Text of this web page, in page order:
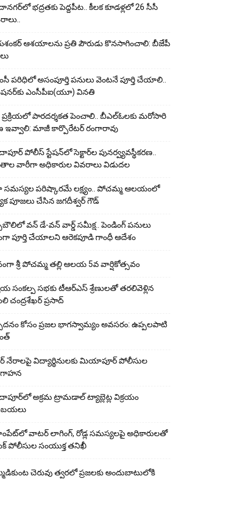
భద్రతకు పెద్దపీట.. కీలక కూడళ్లలో 26 సీసీ
ఆశయాలను ప్రతి పౌరుడు కొనసాగించాలి: బీజేపీ
పరిధిలో అసంపూర్తి పనులు వెంటనే పూర్తి చేయాలి..
ఎంసీపీఐ(యూ) వినతి
ప్రక్రియలో పారదర్శకత పెంచాలి.. బీఎల్ఓలకు మరోసారి
ఇవ్వాలి: మాజీ కార్పొరేటర్ రంగారావు
పోలీస్‌ స్టేషన్‌లో సెక్టార్‌ల పునర్వ్యవస్థీకరణ..
వారీగా అధికారుల వివరాలు విడుదల
సమస్యల పరిష్కారమే లక్ష్యం.. పోచమ్మ ఆలయంలో
పూజలు చేసిన జగదీశ్వర్ గౌడ్
వన్ డే-వన్ వార్డ్ సమీక్ష.. పెండింగ్ పనులు
పూర్తి చేయాలని ఆరెకపూడి గాంధీ ఆదేశం
శ్రీ పోచమ్మ త‌ల్లి ఆలయ 5వ వార్షికోత్సవం
సంక‌ల్ప స‌భ‌కు టీఆర్ఎస్ శ్రేణుల‌తో త‌ర‌లివెళ్లిన
చంద్ర‌శేఖ‌ర్ ప్ర‌సాద్
కోసం ప్రజల భాగస్వామ్యం అవసరం: ఉప్పలపాటి
నేరాలపై విద్యార్థినులకు మియాపూర్ పోలీసుల
అక్రమ ట్రామడాల్ ట్యాబ్లెట్ల విక్రయం
వాటర్ లాగింగ్, రోడ్ల సమస్యలపై అధికారులతో
పోలీసుల సంయుక్త తనిఖీ
చెరువు త్వరలో ప్రజలకు అందుబాటులోకి